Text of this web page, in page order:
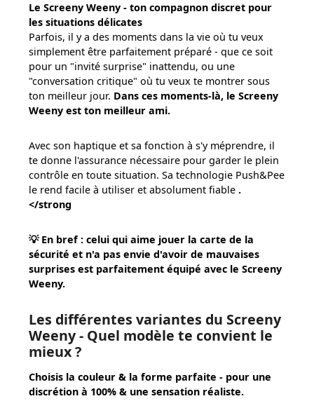
Le Screeny Weeny - ton compagnon discret pour
les situations délicates
Parfois, il y a des moments dans la vie où tu veux
simplement être parfaitement préparé - que ce soit
pour un "invité surprise" inattendu, ou une
"conversation critique" où tu veux te montrer sous
ton meilleur jour. Dans ces moments-là, le Screeny
Weeny est ton meilleur ami.
Avec son haptique et sa fonction à s'y méprendre, il
te donne l'assurance nécessaire pour garder le plein
contrôle en toute situation. Sa technologie Push&Pee
le rend facile à utiliser et absolument fiable .
</strong
💡 En bref : celui qui aime jouer la carte de la
sécurité et n'a pas envie d'avoir de mauvaises
surprises est parfaitement équipé avec le Screeny
Weeny.
Les différentes variantes du Screeny
Weeny - Quel modèle te convient le
mieux ?
Choisis la couleur & la forme parfaite - pour une
discrétion à 100% & une sensation réaliste.